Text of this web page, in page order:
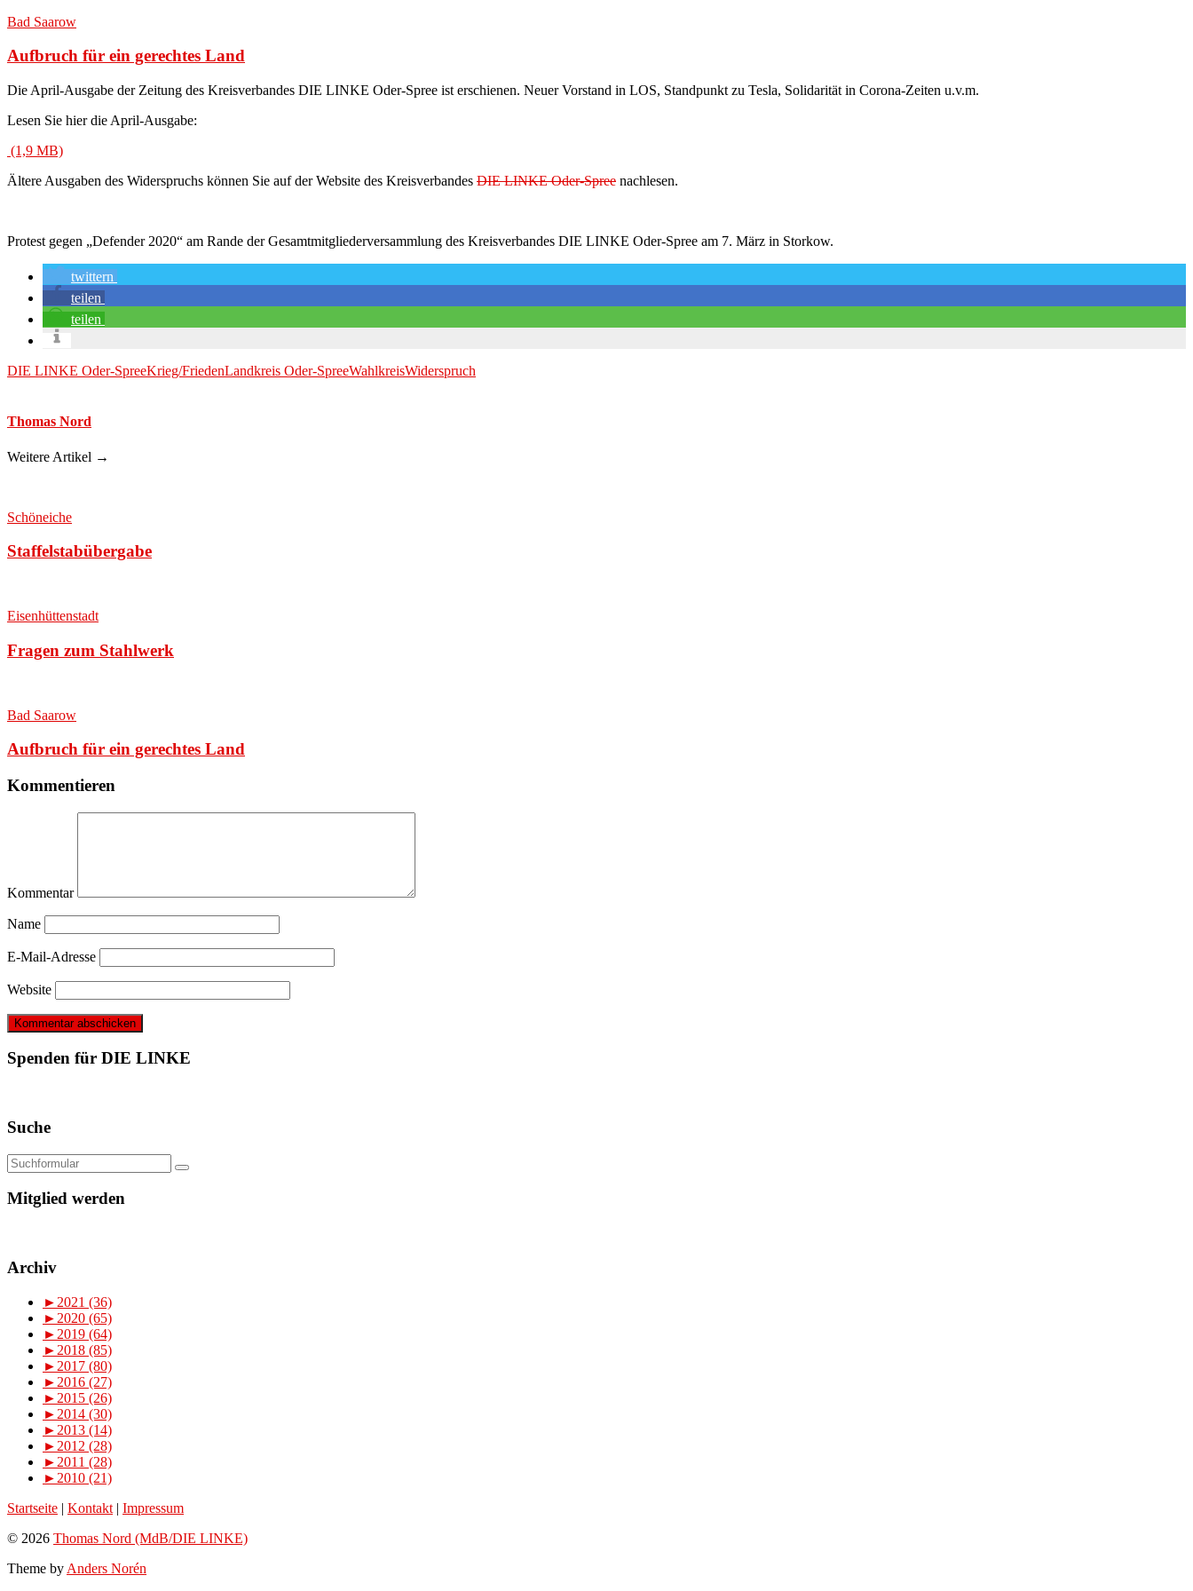
Bad Saarow
Aufbruch für ein gerechtes Land
Die April-Ausgabe der Zeitung des Kreisverbandes DIE LINKE Oder-Spree ist erschienen. Neuer Vorstand in LOS, Standpunkt zu Tesla, Solidarität in Corona-Zeiten u.v.m.
Lesen Sie hier die April-Ausgabe:
Ältere Ausgaben des Widerspruchs können Sie auf der Website des Kreisverbandes DIE LINKE Oder-Spree nachlesen.
Protest gegen „Defender 2020“ am Rande der Gesamtmitgliederversammlung des Kreisverbandes DIE LINKE Oder-Spree am 7. März in Storkow.
twittern
teilen
teilen
DIE LINKE Oder-SpreeKrieg/FriedenLandkreis Oder-SpreeWahlkreisWiderspruch
Thomas Nord
Weitere Artikel →
Schöneiche
Staffelstabübergabe
Eisenhüttenstadt
Fragen zum Stahlwerk
Bad Saarow
Aufbruch für ein gerechtes Land
Kommentieren
Kommentar
Name
E-Mail-Adresse
Website
Spenden für DIE LINKE
Suche
Mitglied werden
Archiv
► 2021 (36)
► 2020 (65)
► 2019 (64)
► 2018 (85)
► 2017 (80)
► 2016 (27)
► 2015 (26)
► 2014 (30)
► 2013 (14)
► 2012 (28)
► 2011 (28)
► 2010 (21)
Startseite | Kontakt | Impressum
© 2026 Thomas Nord (MdB/DIE LINKE)
Theme by Anders Norén